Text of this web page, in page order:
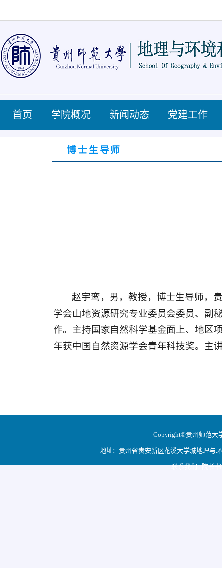
首页 学院概况 新闻动态 党建工作
博士生导师
赵宇鸾，男，教授，博士生导师，
学会山地资源研究专业委员会委员、副
作。主持国家自然科学基金面上、地区
年获中国自然资源学会青年科技奖。主
Copyright©贵州师范大
地址：贵州省贵安新区花溪大学城地理与
联系我们 院长书